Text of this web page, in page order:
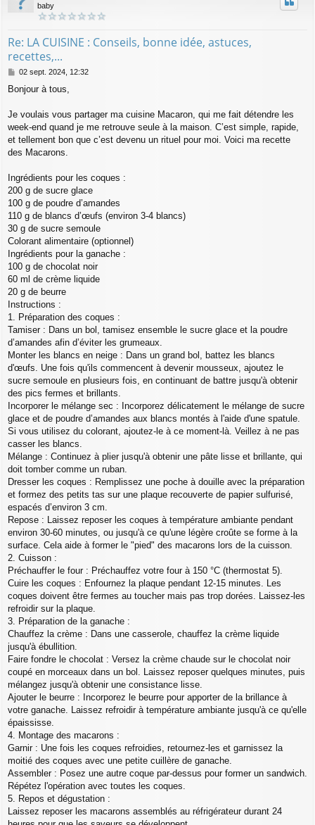
baby
Re: LA CUISINE : Conseils, bonne idée, astuces,
recettes,...
M
s
a
g
02 sept. 2024, 12:32
Bonjour à tous,
Je voulais vous partager ma cuisine Macaron, qui me fait détendre les
week-end quand je me retrouve seule à la maison. C’est simple, rapide,
et tellement bon que c’est devenu un rituel pour moi. Voici ma recette
des Macarons.
Ingrédients pour les coques :
200 g de sucre glace
100 g de poudre d’amandes
110 g de blancs d’œufs (environ 3-4 blancs)
30 g de sucre semoule
Colorant alimentaire (optionnel)
Ingrédients pour la ganache :
100 g de chocolat noir
60 ml de crème liquide
20 g de beurre
Instructions :
1. Préparation des coques :
Tamiser : Dans un bol, tamisez ensemble le sucre glace et la poudre
d’amandes afin d’éviter les grumeaux.
Monter les blancs en neige : Dans un grand bol, battez les blancs
d'œufs. Une fois qu'ils commencent à devenir mousseux, ajoutez le
sucre semoule en plusieurs fois, en continuant de battre jusqu'à obtenir
des pics fermes et brillants.
Incorporer le mélange sec : Incorporez délicatement le mélange de sucre
glace et de poudre d’amandes aux blancs montés à l'aide d'une spatule.
Si vous utilisez du colorant, ajoutez-le à ce moment-là. Veillez à ne pas
casser les blancs.
Mélange : Continuez à plier jusqu'à obtenir une pâte lisse et brillante, qui
doit tomber comme un ruban.
Dresser les coques : Remplissez une poche à douille avec la préparation
et formez des petits tas sur une plaque recouverte de papier sulfurisé,
espacés d’environ 3 cm.
Repose : Laissez reposer les coques à température ambiante pendant
environ 30-60 minutes, ou jusqu'à ce qu'une légère croûte se forme à la
surface. Cela aide à former le "pied" des macarons lors de la cuisson.
2. Cuisson :
Préchauffer le four : Préchauffez votre four à 150 °C (thermostat 5).
Cuire les coques : Enfournez la plaque pendant 12-15 minutes. Les
coques doivent être fermes au toucher mais pas trop dorées. Laissez-les
refroidir sur la plaque.
3. Préparation de la ganache :
Chauffez la crème : Dans une casserole, chauffez la crème liquide
jusqu'à ébullition.
Faire fondre le chocolat : Versez la crème chaude sur le chocolat noir
coupé en morceaux dans un bol. Laissez reposer quelques minutes, puis
mélangez jusqu'à obtenir une consistance lisse.
Ajouter le beurre : Incorporez le beurre pour apporter de la brillance à
votre ganache. Laissez refroidir à température ambiante jusqu'à ce qu'elle
épaississe.
4. Montage des macarons :
Garnir : Une fois les coques refroidies, retournez-les et garnissez la
moitié des coques avec une petite cuillère de ganache.
Assembler : Posez une autre coque par-dessus pour former un sandwich.
Répétez l'opération avec toutes les coques.
5. Repos et dégustation :
Laissez reposer les macarons assemblés au réfrigérateur durant 24